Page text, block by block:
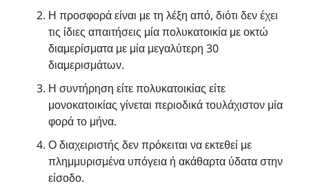
Η προσφορά είναι με τη λέξη από, διότι δεν έχει
τις ίδιες απαιτήσεις μία πολυκατοικία με οκτώ
διαμερίσματα με μία μεγαλύτερη 30
διαμερισμάτων.
Η συντήρηση είτε πολυκατοικίας είτε
μονοκατοικίας γίνεται περιοδικά τουλάχιστον μία
φορά το μήνα.
Ο διαχειριστής δεν πρόκειται να εκτεθεί με
πλημμυρισμένα υπόγεια ή ακάθαρτα ύδατα στην
είσοδο.